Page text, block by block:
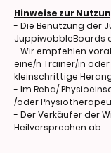
Hinweise zur
- Die Benutzung der
JuppiwobbleBoards
- Wir empfehlen
eine/n Trainer/in
kleinschrittige
- Im Reha/
/oder
- Der Verkäufer der
Heilversprechen ab.